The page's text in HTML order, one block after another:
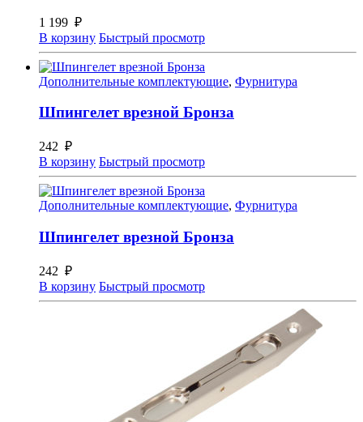
1 199 ₽
В корзину Быстрый просмотр
Дополнительные комплектующие, Фурнитура
Шпингелет врезной Бронза
242 ₽
В корзину Быстрый просмотр
Дополнительные комплектующие, Фурнитура
Шпингелет врезной Бронза
242 ₽
В корзину Быстрый просмотр